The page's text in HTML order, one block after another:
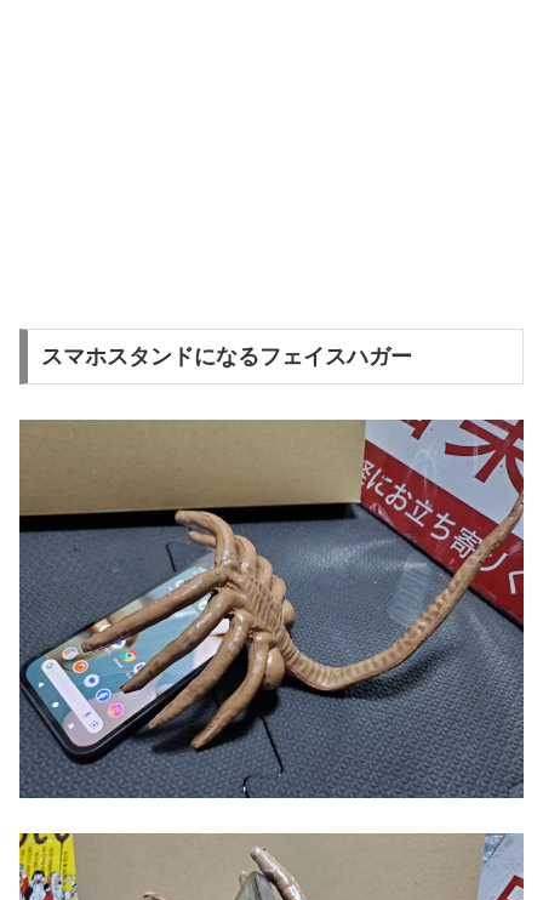
スマホスタンドになるフェイスハガー